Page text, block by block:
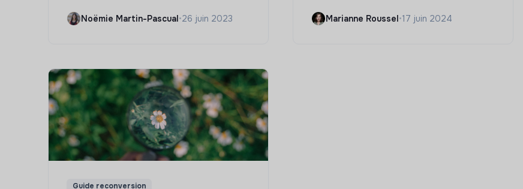
Noëmie Martin-Pascual•26 juin 2023 Marianne Roussel•17 juin 2024
Guide reconversion